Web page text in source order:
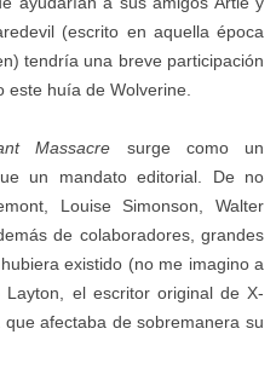
(escrito en aquella época
tendría una breve participación
este huía de Wolverine.
Massacre surge como un
un mandato editorial. De no
Louise Simonson, Walter
de colaboradores, grandes
existido (no me imagino a
el escritor original de X-
afectaba de sobremanera su